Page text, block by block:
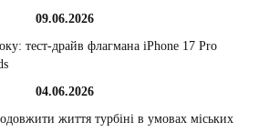
09.06.2026
тест-драйв флагмана iPhone 17 Pro
04.06.2026
життя турбіні в умовах міських